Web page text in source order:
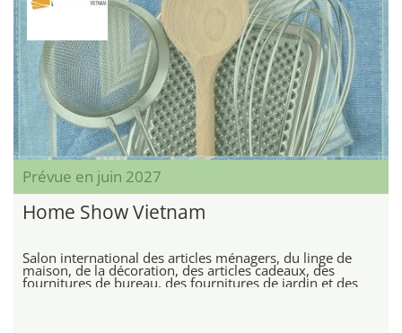
Prévue en juin 2027
Home Show Vietnam
Salon international des articles ménagers, du linge de
maison, de la décoration, des articles cadeaux, des
fournitures de bureau, des fournitures de jardin et des